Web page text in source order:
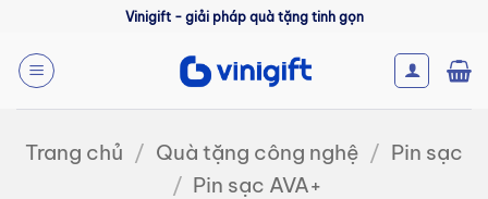
nội
dung
Vinigift - giải pháp quà tặng tinh gọn
Trang chủ / Quà tặng công nghệ / Pin sạc
/ Pin sạc AVA+